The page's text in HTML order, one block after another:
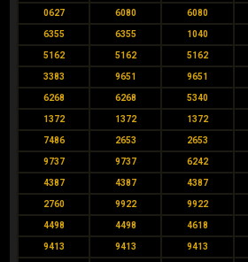
0627 6080 6080
6355 6355 1040
5162 5162 5162
3383 9651 9651
6268 6268 5340
1372 1372 1372
7486 2653 2653
9737 9737 6242
4387 4387 4387
2760 9922 9922
4498 4498 4618
9413 9413 9413